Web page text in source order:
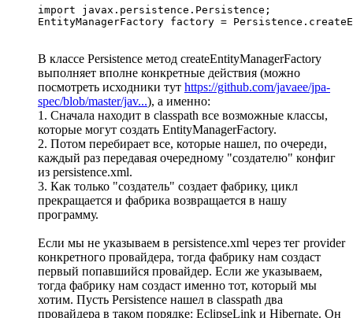
import javax.persistence.Persistence;
EntityManagerFactory factory =
В классе Persistence метод createEntityManagerFactory
выполняет вполне конкретные действия (можно
посмотреть исходники тут https://github.com/javaee/jpa-
spec/blob/master/jav...), а именно:
1. Сначала находит в classpath все возможные классы,
которые могут создать EntityManagerFactory.
2. Потом перебирает все, которые нашел, по очереди,
каждый раз передавая очередному "создателю" конфиг
из persistence.xml.
3. Как только "создатель" создает фабрику, цикл
прекращается и фабрика возвращается в нашу
программу.
Если мы не указываем в persistence.xml через тег provider
конкретного провайдера, тогда фабрику нам создаст
первый попавшийся провайдер. Если же указываем,
тогда фабрику нам создаст именно тот, который мы
хотим. Пусть Persistence нашел в classpath два
провайдера в таком порядке: EclipseLink и Hibernate. Он